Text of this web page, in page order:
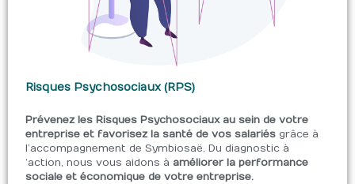
Risques Psychosociaux (RPS)
Prévenez les Risques Psychosociaux au sein de votre
entreprise et favorisez la santé de vos salariés grâce à
l’accompagnement de Symbiosaë. Du diagnostic à
‘action, nous vous aidons à améliorer la performance
sociale et économique de votre entreprise.